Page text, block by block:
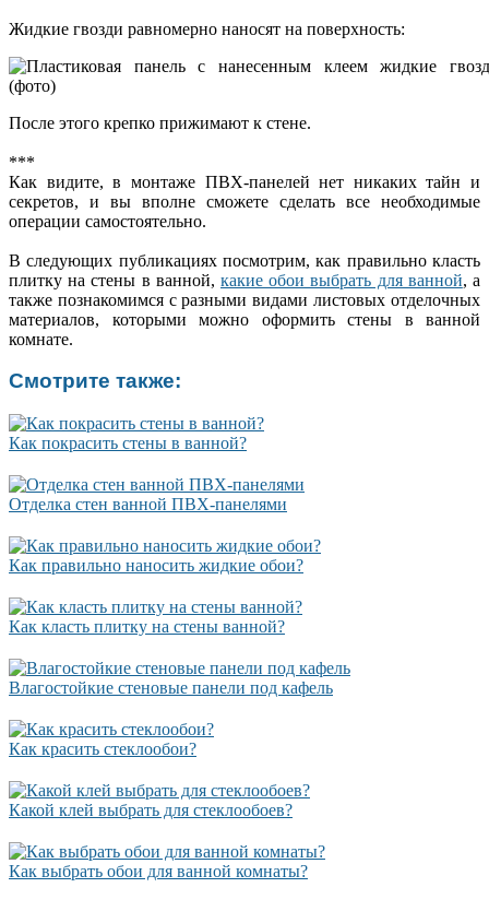
Жидкие гвозди равномерно наносят на поверхность:
После этого крепко прижимают к стене.
***
Как видите, в монтаже ПВХ-панелей нет никаких тайн и
секретов, и вы вполне сможете сделать все необходимые
операции самостоятельно.
В следующих публикациях посмотрим, как правильно класть
плитку на стены в ванной, какие обои выбрать для ванной, а
также познакомимся с разными видами листовых отделочных
материалов, которыми можно оформить стены в ванной
комнате.
Смотрите также:
Как покрасить стены в ванной?
Отделка стен ванной ПВХ-панелями
Как правильно наносить жидкие обои?
Как класть плитку на стены ванной?
Влагостойкие стеновые панели под кафель
Как красить стеклообои?
Какой клей выбрать для стеклообоев?
Как выбрать обои для ванной комнаты?